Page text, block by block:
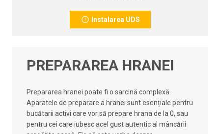
Instalarea UDS
PREPARAREA HRANEI
Prepararea hranei poate fi o sarcină complexă.
Aparatele de preparare a hranei sunt esențiale pentru
bucătarii activi care vor să prepare hrana de la 0, sau
pentru cei care iubesc acel gust autentic al mâncării